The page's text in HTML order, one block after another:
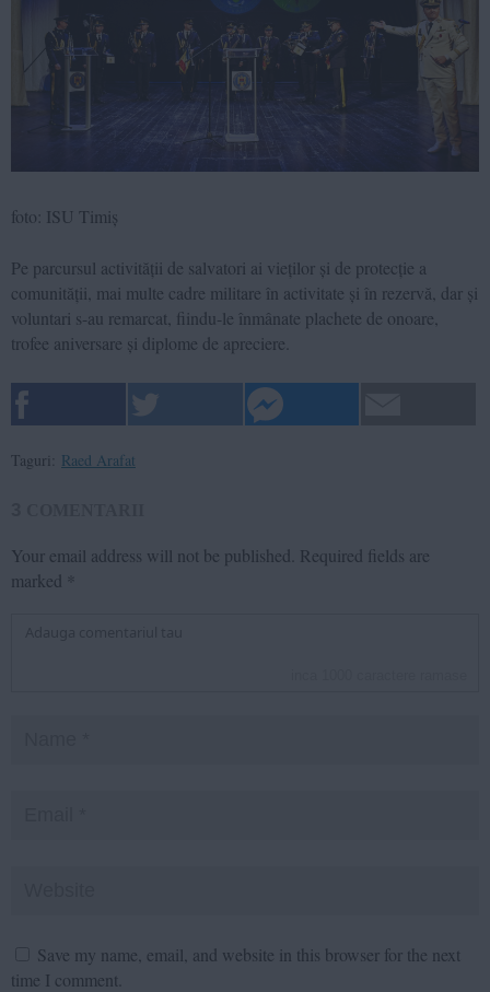
foto: ISU Timiș
Pe parcursul activității de salvatori ai vieților și de protecție a
comunității, mai multe cadre militare în activitate și în rezervă, dar și
voluntari s-au remarcat, fiindu-le înmânate plachete de onoare,
trofee aniversare și diplome de apreciere.
Taguri: Raed Arafat
Your email address will not be published. Required fields are
marked *
Save my name, email, and website in this browser for the next
time I comment.